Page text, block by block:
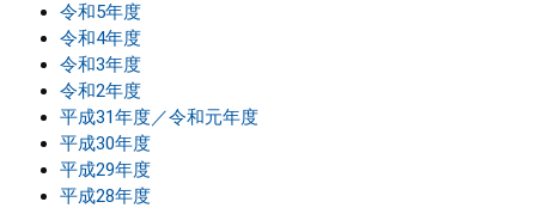
県政情報
令和5年度
令和4年度
令和3年度
令和2年度
平成31年度／令和元年度
平成30年度
平成29年度
平成28年度